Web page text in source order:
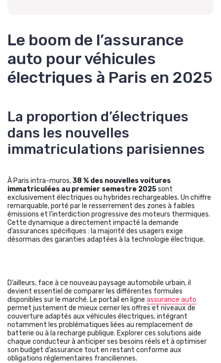
Le boom de l’assurance
auto pour véhicules
électriques à Paris en 2025
La proportion d’électriques
dans les nouvelles
immatriculations parisiennes
À Paris intra-muros,38 % des nouvelles voitures
immatriculées au premier semestre 2025sont
exclusivement électriques ou hybrides rechargeables. Un chiffre
remarquable, porté par le resserrement des zones à faibles
émissions et l’interdiction progressive des moteurs thermiques.
Cette dynamique a directement impacté la demande
d’assurances spécifiques : la majorité des usagers exige
désormais des garanties adaptées à la technologie électrique.
D’ailleurs, face à ce nouveau paysage automobile urbain, il
devient essentiel de comparer les différentes formules
disponibles sur le marché. Le portail en ligne assurance auto
permet justement de mieux cerner les offres et niveaux de
couverture adaptés aux véhicules électriques, intégrant
notamment les problématiques liées au remplacement de
batterie ou à la recharge publique. Explorer ces solutions aide
chaque conducteur à anticiper ses besoins réels et à optimiser
son budget d’assurance tout en restant conforme aux
obligations réglementaires franciliennes.